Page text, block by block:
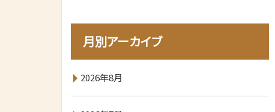
月別アーカイブ
2026年8月